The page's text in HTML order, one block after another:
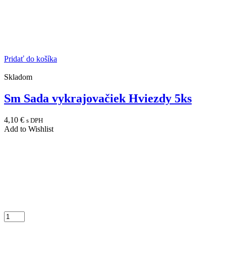
Pridať do košíka
Skladom
Sm Sada vykrajovačiek Hviezdy 5ks
4,10 € s DPH
Add to Wishlist